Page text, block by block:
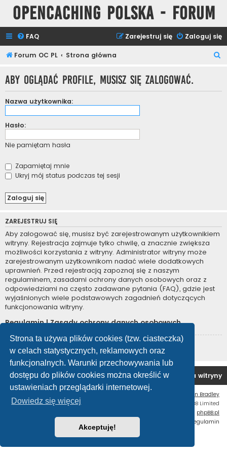
Strona ta używa plików cookies (tzw. ciasteczka)
w celach statystycznych, reklamowych oraz
funkcjonalnych. Warunki przechowywania lub
dostępu do plików cookies można określić w
ustawieniach przeglądarki internetowej.
Dowiedz się więcej
Akceptuję!
Opencaching Polska - Forum
FAQ Zaloguj się
Zarejestruj się
Forum OC PL Strona główna
k
Aby oglądać profile, musisz się zalogować.
Nazwa użytkownika:
Hasło:
Nie pamiętam hasła
Zapamiętaj mnie
Ukryj mój status podczas tej sesji
ZAREJESTRUJ SIĘ
Aby zalogować się, musisz być zarejestrowanym użytkownikiem
witryny. Rejestracja zajmuje tylko chwilę, a znacznie zwiększa
możliwości korzystania z witryny. Administrator witryny może
zarejestrowanym użytkownikom nadać wiele dodatkowych
uprawnień. Przed rejestracją zapoznaj się z naszym
regulaminem, zasadami ochrony danych osobowych oraz z
odpowiedziami na często zadawane pytania (FAQ), gdzie jest
wyjaśnionych wiele podstawowych zagadnień dotyczących
funkcjonowania witryny.
Regulamin|Zasady ochrony danych osobowych
Zarejestruj się
Forum OC PL Strona główna Usuń ciasteczka witryny
Ian Bradley
Technologię dostarcza
® Forum Software © phpBB Limited
phpBB.pl
Regulamin